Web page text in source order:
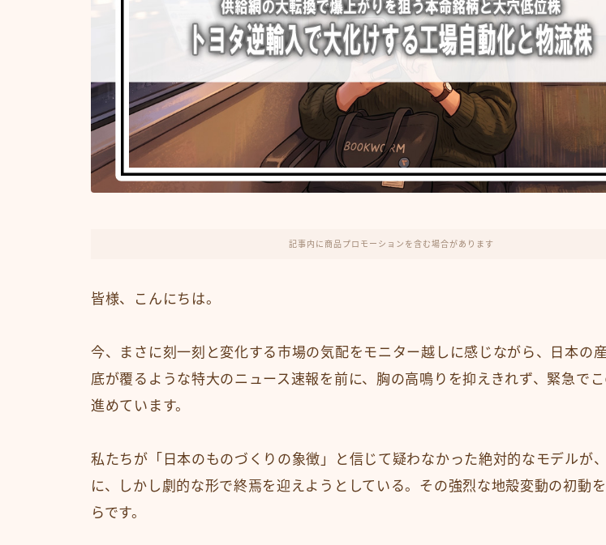
記事内に商品プロモーションを含む場合があります
皆様、こんにちは。
今、まさに刻一刻と変化する市場の気配をモニター越しに感じながら、日本の
底が覆るような特大のニュース速報を前に、胸の高鳴りを抑えきれず、緊急で
進めています。
私たちが「日本のものづくりの象徴」と信じて疑わなかった絶対的なモデルが
に、しかし劇的な形で終焉を迎えようとしている。その強烈な地殻変動の初動
らです。